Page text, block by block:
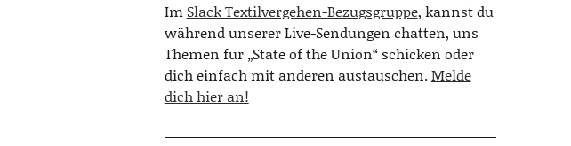
Im Slack Textilvergehen-Bezugsgruppe, kannst du
während unserer Live-Sendungen chatten, uns
Themen für „State of the Union“ schicken oder
dich einfach mit anderen austauschen.Melde
dich hier an!